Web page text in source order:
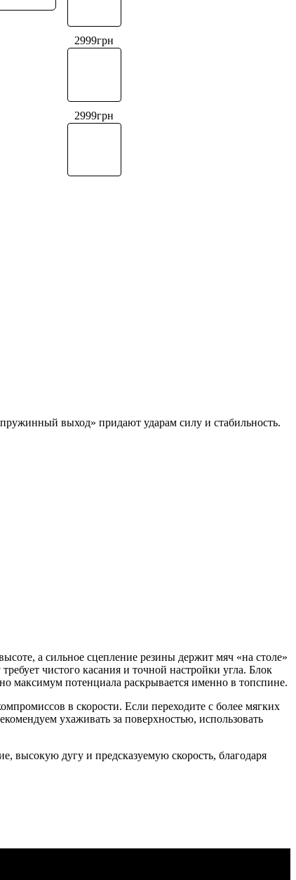
2999грн
2999грн
выход» придают ударам силу и стабильность.
а сильное сцепление резины держит мяч «на столе»
чистого касания и точной настройки угла. Блок
максимум потенциала раскрывается именно в топспине.
в скорости. Если переходите с более мягких
ухаживать за поверхностью, использовать
высокую дугу и предсказуемую скорость, благодаря